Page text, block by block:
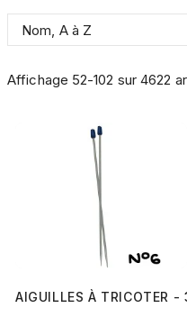
Nom, A à Z
Affichage 52-102 sur 4622
AIGUILLES À TRICOTER